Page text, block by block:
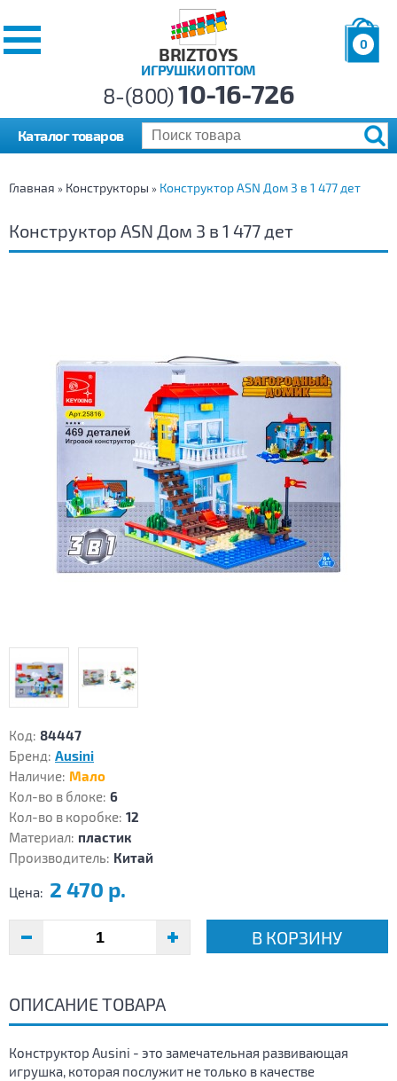
BRIZTOYS
ИГРУШКИ ОПТОМ
0
р.
8-(800)10-16-726
Каталог товаров
Главная » Конструкторы » Конструктор ASN Дом 3 в 1 477 дет
Конструктор ASN Дом 3 в 1 477 дет
Код: 84447
Бренд: Ausini
Наличие: Мало
Кол-во в блоке: 6
Кол-во в коробке: 12
Материал: пластик
Производитель: Китай
Цена: 2 470 р.
В КОРЗИНУ
ОПИСАНИЕ ТОВАРА
Конструктор Ausini - это замечательная развивающая
игрушка, которая послужит не только в качестве